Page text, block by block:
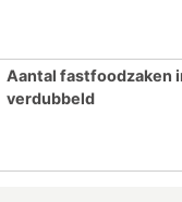
Aantal fastfoodzaken
verdubbeld